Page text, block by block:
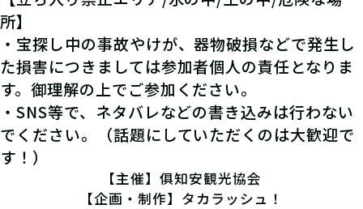
所】
・宝探し中の事故やけが、器物破損などで発生し
た損害につきましては参加者個人の責任となりま
す。御理解の上でご参加ください。
・SNS等で、ネタバレなどの書き込みは行わない
でください。（話題にしていただくのは大歓迎で
す！）
【主催】俱知安観光協会
【企画・制作】タカラッシュ！